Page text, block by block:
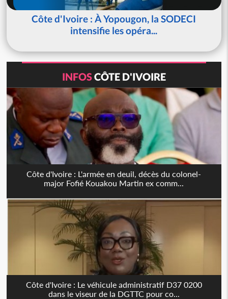
Côte d'Ivoire : À Yopougon, la SODECI
intensifie les opéra...
INFOSCÔTE D'IVOIRE
Côte d'Ivoire : L'armée en deuil, décès du colonel-
major Fofié Kouakou Martin ex comm...
Côte d'Ivoire : Le véhicule administratif D37 0200
dans le viseur de la DGTTC pour co...